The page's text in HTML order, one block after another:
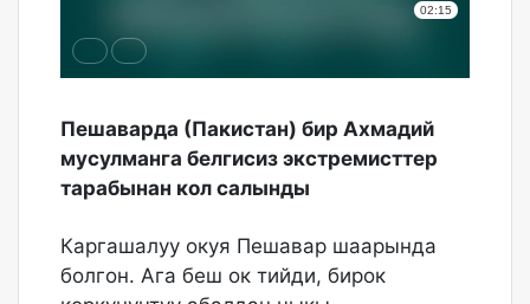
Пешаварда (Пакистан) бир Ахмадий
мусулманга белгисиз экстремисттер
тарабынан кол салынды
Каргашалуу окуя Пешавар шаарында
болгон. Ага беш ок тийди, бирок